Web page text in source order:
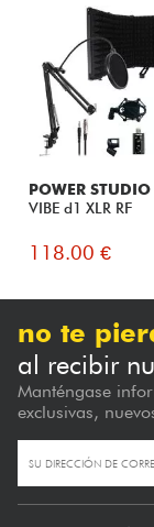
POWER STUDIO
VIBE d1 XLR RF
118.00 €
no te
al recibir
Manténgase
exclusivas,